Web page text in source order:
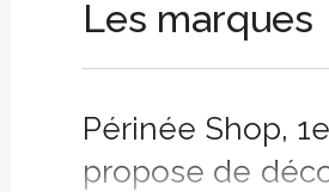
Les marques
Périnée Shop,
propose de